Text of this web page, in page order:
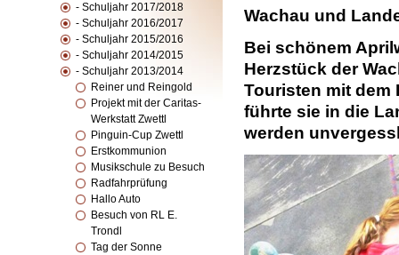
- Schuljahr 2017/2018
- Schuljahr 2016/2017
- Schuljahr 2015/2016
- Schuljahr 2014/2015
- Schuljahr 2013/2014
Reiner und Reingold
Projekt mit der Caritas-
Werkstatt Zwettl
Pinguin-Cup Zwettl
Erstkommunion
Musikschule zu Besuch
Radfahrprüfung
Hallo Auto
Besuch von RL E.
Trondl
Tag der Sonne
Wachau und
Bei schönem
Herzstück der
Touristen mit dem
führte sie in die
werden